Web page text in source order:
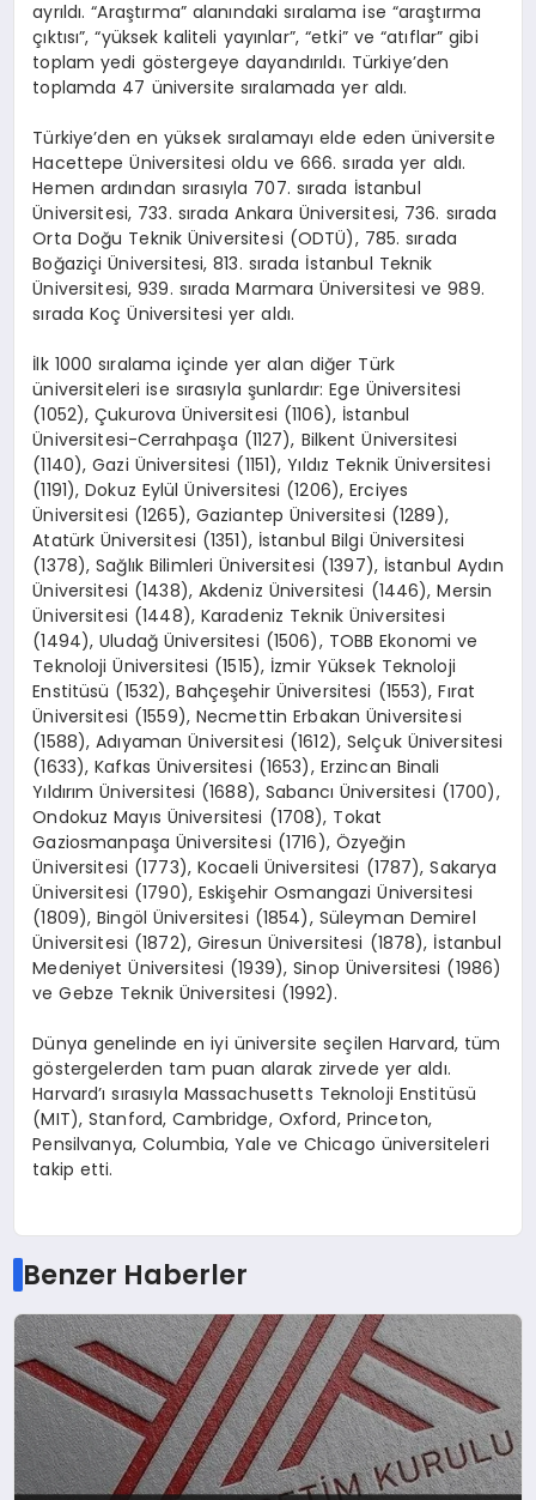
ayrıldı. “Araştırma” alanındaki sıralama ise “araştırma
çıktısı”, “yüksek kaliteli yayınlar”, “etki” ve “atıflar” gibi
toplam yedi göstergeye dayandırıldı. Türkiye’den
toplamda 47 üniversite sıralamada yer aldı.
Türkiye’den en yüksek sıralamayı elde eden üniversite
Hacettepe Üniversitesi oldu ve 666. sırada yer aldı.
Hemen ardından sırasıyla 707. sırada İstanbul
Üniversitesi, 733. sırada Ankara Üniversitesi, 736. sırada
Orta Doğu Teknik Üniversitesi (ODTÜ), 785. sırada
Boğaziçi Üniversitesi, 813. sırada İstanbul Teknik
Üniversitesi, 939. sırada Marmara Üniversitesi ve 989.
sırada Koç Üniversitesi yer aldı.
İlk 1000 sıralama içinde yer alan diğer Türk
üniversiteleri ise sırasıyla şunlardır: Ege Üniversitesi
(1052), Çukurova Üniversitesi (1106), İstanbul
Üniversitesi-Cerrahpaşa (1127), Bilkent Üniversitesi
(1140), Gazi Üniversitesi (1151), Yıldız Teknik Üniversitesi
(1191), Dokuz Eylül Üniversitesi (1206), Erciyes
Üniversitesi (1265), Gaziantep Üniversitesi (1289),
Atatürk Üniversitesi (1351), İstanbul Bilgi Üniversitesi
(1378), Sağlık Bilimleri Üniversitesi (1397), İstanbul Aydın
Üniversitesi (1438), Akdeniz Üniversitesi (1446), Mersin
Üniversitesi (1448), Karadeniz Teknik Üniversitesi
(1494), Uludağ Üniversitesi (1506), TOBB Ekonomi ve
Teknoloji Üniversitesi (1515), İzmir Yüksek Teknoloji
Enstitüsü (1532), Bahçeşehir Üniversitesi (1553), Fırat
Üniversitesi (1559), Necmettin Erbakan Üniversitesi
(1588), Adıyaman Üniversitesi (1612), Selçuk Üniversitesi
(1633), Kafkas Üniversitesi (1653), Erzincan Binali
Yıldırım Üniversitesi (1688), Sabancı Üniversitesi (1700),
Ondokuz Mayıs Üniversitesi (1708), Tokat
Gaziosmanpaşa Üniversitesi (1716), Özyeğin
Üniversitesi (1773), Kocaeli Üniversitesi (1787), Sakarya
Üniversitesi (1790), Eskişehir Osmangazi Üniversitesi
(1809), Bingöl Üniversitesi (1854), Süleyman Demirel
Üniversitesi (1872), Giresun Üniversitesi (1878), İstanbul
Medeniyet Üniversitesi (1939), Sinop Üniversitesi (1986)
ve Gebze Teknik Üniversitesi (1992).
Dünya genelinde en iyi üniversite seçilen Harvard, tüm
göstergelerden tam puan alarak zirvede yer aldı.
Harvard’ı sırasıyla Massachusetts Teknoloji Enstitüsü
(MIT), Stanford, Cambridge, Oxford, Princeton,
Pensilvanya, Columbia, Yale ve Chicago üniversiteleri
takip etti.
Benzer Haberler